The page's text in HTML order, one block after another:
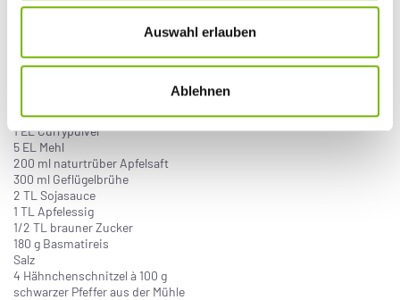
Auswahl erlauben
Ablehnen
Hähnchen-Katsu-Curry mit Reis
Zutaten für 4 Portionen:
50 g Butter
1 EL Currypulver
5 EL Mehl
200 ml naturtrüber Apfelsaft
300 ml Geflügelbrühe
2 TL Sojasauce
1 TL Apfelessig
1/2 TL brauner Zucker
180 g Basmatireis
Salz
4 Hähnchenschnitzel à 100 g
schwarzer Pfeffer aus der Mühle